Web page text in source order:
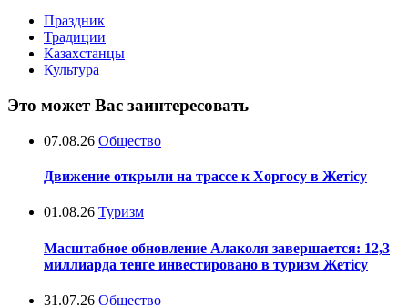
Праздник
Традиции
Казахстанцы
Культура
Это может Вас заинтересовать
07.08.26 Общество
Движение открыли на трассе к Хоргосу в Жетісу
01.08.26 Туризм
Масштабное обновление Алаколя завершается: 12,3
миллиарда тенге инвестировано в туризм Жетісу
31.07.26 Общество